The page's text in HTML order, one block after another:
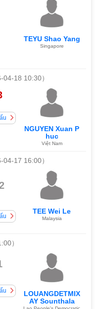
TEYU Shao Yang
Singapore
04-18 10:30）
NGUYEN Xuan P
huc
Việt Nam
04-17 16:00）
TEE Wei Le
Malaysia
）
LOUANGDETMIX
AY Sounthala